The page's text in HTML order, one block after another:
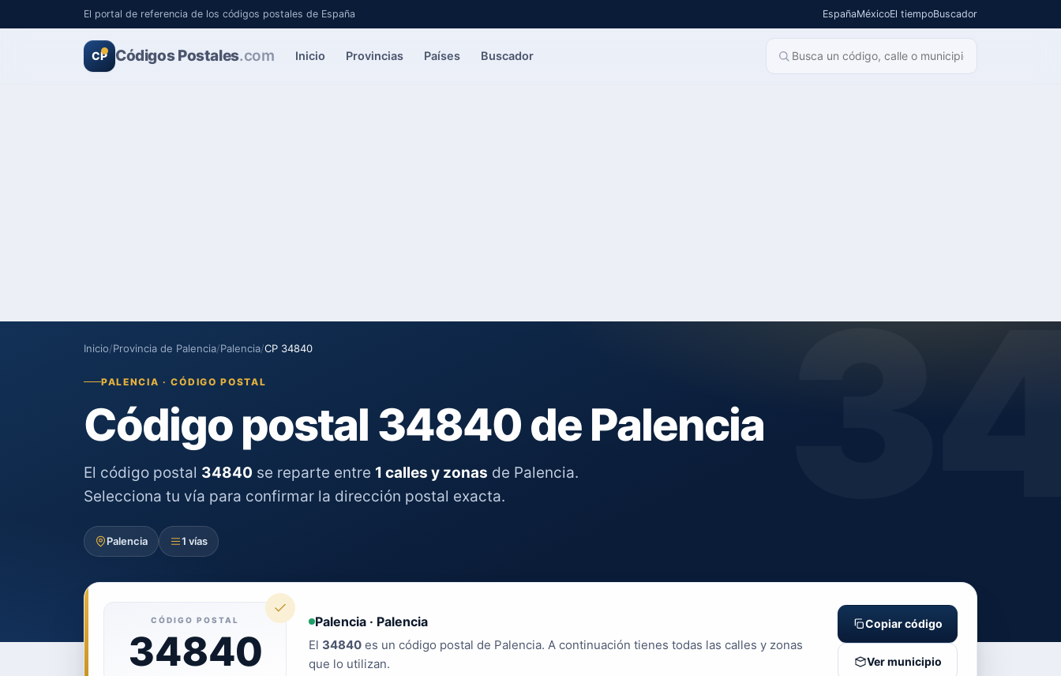
El portal de referencia de los códigos postales de España EspañaMéxicoEl tiempoBuscador
CP Códigos Postales.com Inicio Provincias Países Buscador
Inicio/Provincia de Palencia/Palencia/CP 34840
PALENCIA · CÓDIGO POSTAL
Código postal 34840 de Palencia
El código postal 34840 se reparte entre 1 calles y zonas de Palencia.
Selecciona tu vía para confirmar la dirección postal exacta.
Palencia 1 vías
CÓDIGO POSTAL
34840
Palencia · Palencia
El 34840 es un código postal de Palencia. A continuación tienes todas las calles y zonas
que lo utilizan.
Copiar código
Ver municipio